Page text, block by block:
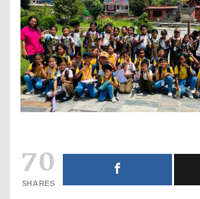
70
SHARES